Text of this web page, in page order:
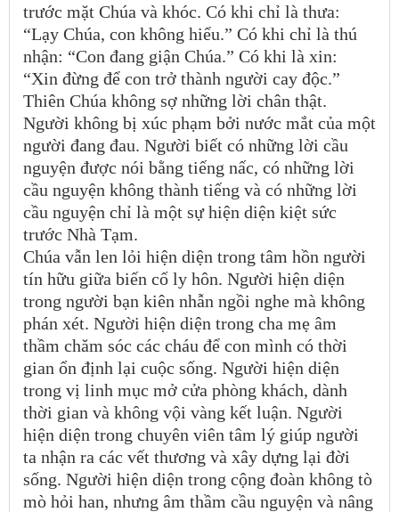
trước mặt Chúa và khóc. Có khi chỉ là thưa:
“Lạy Chúa, con không hiểu.” Có khi chỉ là thú
nhận: “Con đang giận Chúa.” Có khi là xin:
“Xin đừng để con trở thành người cay độc.”
Thiên Chúa không sợ những lời chân thật.
Người không bị xúc phạm bởi nước mắt của một
người đang đau. Người biết có những lời cầu
nguyện được nói bằng tiếng nấc, có những lời
cầu nguyện không thành tiếng và có những lời
cầu nguyện chỉ là một sự hiện diện kiệt sức
trước Nhà Tạm.
Chúa vẫn len lỏi hiện diện trong tâm hồn người
tín hữu giữa biến cố ly hôn. Người hiện diện
trong người bạn kiên nhẫn ngồi nghe mà không
phán xét. Người hiện diện trong cha mẹ âm
thầm chăm sóc các cháu để con mình có thời
gian ổn định lại cuộc sống. Người hiện diện
trong vị linh mục mở cửa phòng khách, dành
thời gian và không vội vàng kết luận. Người
hiện diện trong chuyên viên tâm lý giúp người
ta nhận ra các vết thương và xây dựng lại đời
sống. Người hiện diện trong cộng đoàn không tò
mò hỏi han, nhưng âm thầm cầu nguyện và nâng